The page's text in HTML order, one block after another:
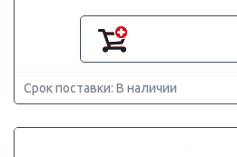
Срок поставки: В наличии